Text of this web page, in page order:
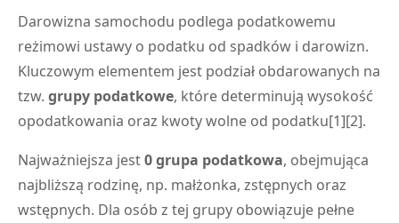
Darowizna samochodu podlega podatkowemu
reżimowi ustawy o podatku od spadków i darowizn.
Kluczowym elementem jest podział obdarowanych na
tzw. grupy podatkowe, które determinują wysokość
opodatkowania oraz kwoty wolne od podatku[1][2].
Najważniejsza jest0 grupa podatkowa, obejmująca
najbliższą rodzinę, np. małżonka, zstępnych oraz
wstępnych. Dla osób z tej grupy obowiązuje pełne